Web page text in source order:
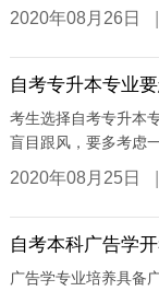
2020年08月26日 |
自考专升本专业
考生选择自考专升本
盲目跟风，要多考虑
2020年08月25日 |
自考本科广告学
广告学专业培养具备